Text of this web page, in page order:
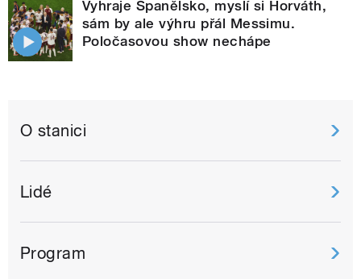
Vyhraje Španělsko, myslí si Horváth,
sám by ale výhru přál Messimu.
Poločasovou show nechápe
O stanici
Lidé
Program